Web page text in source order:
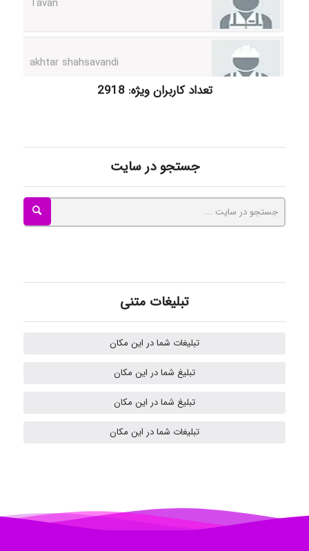
kimiya zirakpoor
ayda habibnejad
Nazaninkarkon
Mehrab
تعداد کاربران ویژه: 2918
جستجو در سایت
تبلیغات متنی
تبلیغات شما در این مکان
تبلیغ شما در این مکان
تبلیغ شما در این مکان
تبلیغات شما در این مکان